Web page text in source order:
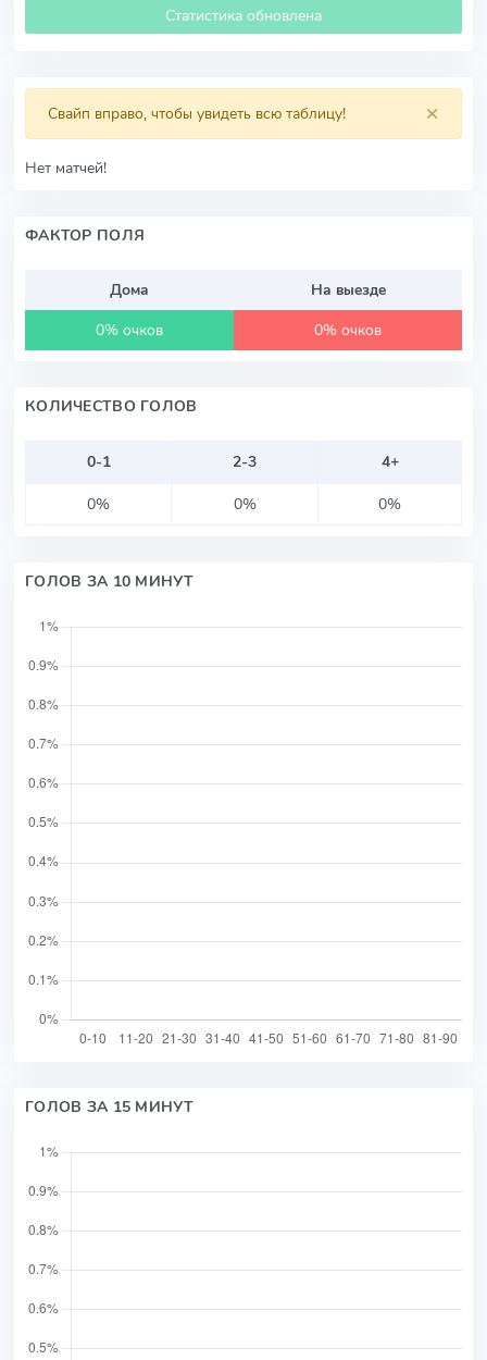
Статистика обновлена
×
Свайп вправо, чтобы увидеть всю таблицу!
Нет матчей!
ФАКТОР ПОЛЯ
Дома
На выезде
0% очков
0% очков
КОЛИЧЕСТВО ГОЛОВ
0-1 2-3
4+
0%
0% 0%
ГОЛОВ ЗА 10 МИНУТ
ГОЛОВ ЗА 15 МИНУТ